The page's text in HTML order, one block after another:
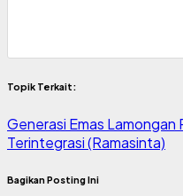
Topik Terkait:
Generasi Emas Lamongan
Terintegrasi (Ramasinta)
Bagikan Posting Ini